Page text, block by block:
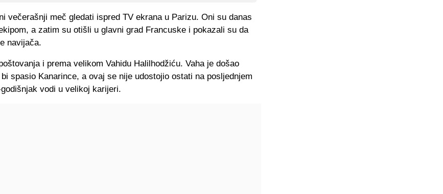
večerašnji meč gledati ispred TV ekrana u Parizu. Oni su danas
a zatim su otišli u glavni grad Francuske i pokazali su da
navijača.
i prema velikom Vahidu Halilhodžiću. Vaha je došao
spasio Kanarince, a ovaj se nije udostojio ostati na posljednjem
vodi u velikoj karijeri.